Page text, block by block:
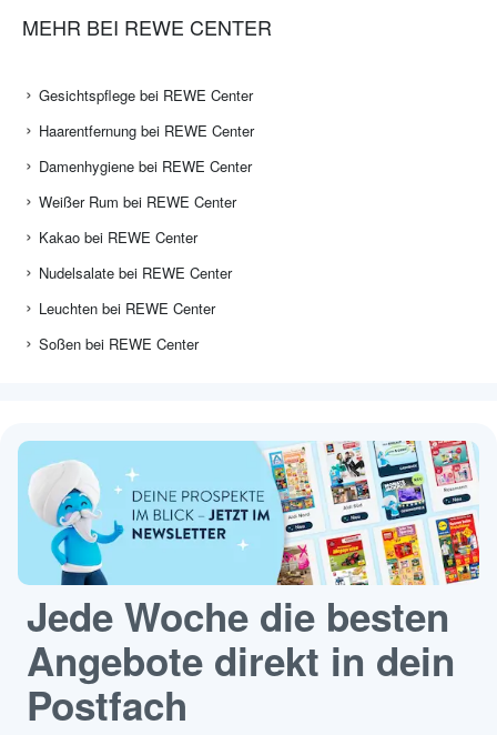
MEHR BEI REWE CENTER
Gesichtspflege bei REWE Center
Haarentfernung bei REWE Center
Damenhygiene bei REWE Center
Weißer Rum bei REWE Center
Kakao bei REWE Center
Nudelsalate bei REWE Center
Leuchten bei REWE Center
Soßen bei REWE Center
Jede Woche die besten
Angebote direkt in dein
Postfach